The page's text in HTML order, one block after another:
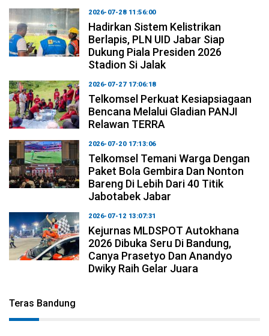
2026-07-28 11:56:00
Hadirkan Sistem Kelistrikan
Berlapis, PLN UID Jabar Siap
Dukung Piala Presiden 2026
Stadion Si Jalak
2026-07-27 17:06:18
Telkomsel Perkuat Kesiapsiagaan
Bencana Melalui Gladian PANJI
Relawan TERRA
2026-07-20 17:13:06
Telkomsel Temani Warga Dengan
Paket Bola Gembira Dan Nonton
Bareng Di Lebih Dari 40 Titik
Jabotabek Jabar
2026-07-12 13:07:31
Kejurnas MLDSPOT Autokhana
2026 Dibuka Seru Di Bandung,
Canya Prasetyo Dan Anandyo
Dwiky Raih Gelar Juara
Teras Bandung